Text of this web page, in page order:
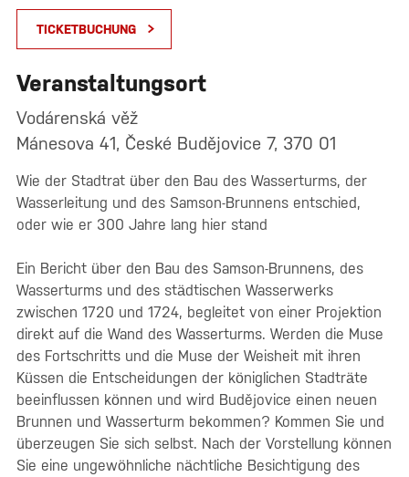
TICKETBUCHUNG
Veranstaltungsort
Vodárenská věž
Mánesova 41, České Budějovice 7, 370 01
Wie der Stadtrat über den Bau des Wasserturms, der
Wasserleitung und des Samson-Brunnens entschied,
oder wie er 300 Jahre lang hier stand
Ein Bericht über den Bau des Samson-Brunnens, des
Wasserturms und des städtischen Wasserwerks
zwischen 1720 und 1724, begleitet von einer Projektion
direkt auf die Wand des Wasserturms. Werden die Muse
des Fortschritts und die Muse der Weisheit mit ihren
Küssen die Entscheidungen der königlichen Stadträte
beeinflussen können und wird Budějovice einen neuen
Brunnen und Wasserturm bekommen? Kommen Sie und
überzeugen Sie sich selbst. Nach der Vorstellung können
Sie eine ungewöhnliche nächtliche Besichtigung des